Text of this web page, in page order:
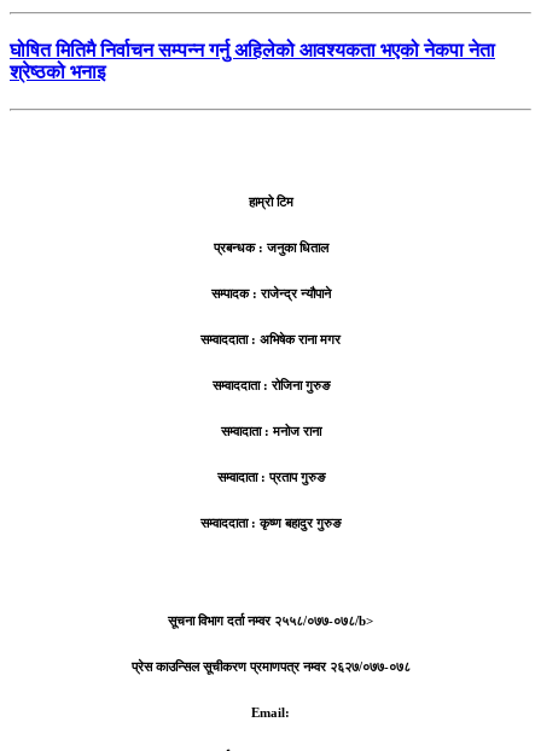
घोषित मितिमै निर्वाचन सम्पन्न गर्नु अहिलेको आवश्यकता भएको नेकपा नेता
श्रेष्ठको भनाइ
हाम्रो टिम
प्रबन्धक : जनुका धिताल
सम्पादक : राजेन्द्र न्यौपाने
सम्वाददाता : अभिषेक राना मगर
सम्वाददाता : रोजिना गुरुङ
सम्वादाता : मनोज राना
सम्वादाता : प्रताप गुरुङ
सम्वाददाता : कृष्ण बहादुर गुरुङ
सूचना विभाग दर्ता नम्वर २५५८/०७७-०७८/b>
प्रेस काउन्सिल सूचीकरण प्रमाणपत्र नम्वर २६२७/०७७-०७८
Email: